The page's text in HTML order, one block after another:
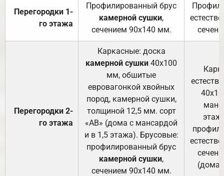
Перегородки 1-
го этажа
Профилированный брус
камерной сушки,
сечением 90х140 мм.
Перегородки 2-
го этажа
Каркасные: доска
камерной сушки 40х100
мм, обшитые
евровагонкой хвойных
пород, камерной сушки,
толщиной 12,5 мм. сорт
«АВ» (дома с мансардой
и в 1,5 этажа). Брусовые:
профилированный брус
камерной сушки,
сечением 90х140 мм.
(дома